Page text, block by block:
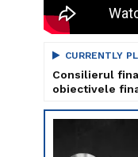
CURRENTLY
Consilierul
obiectivele